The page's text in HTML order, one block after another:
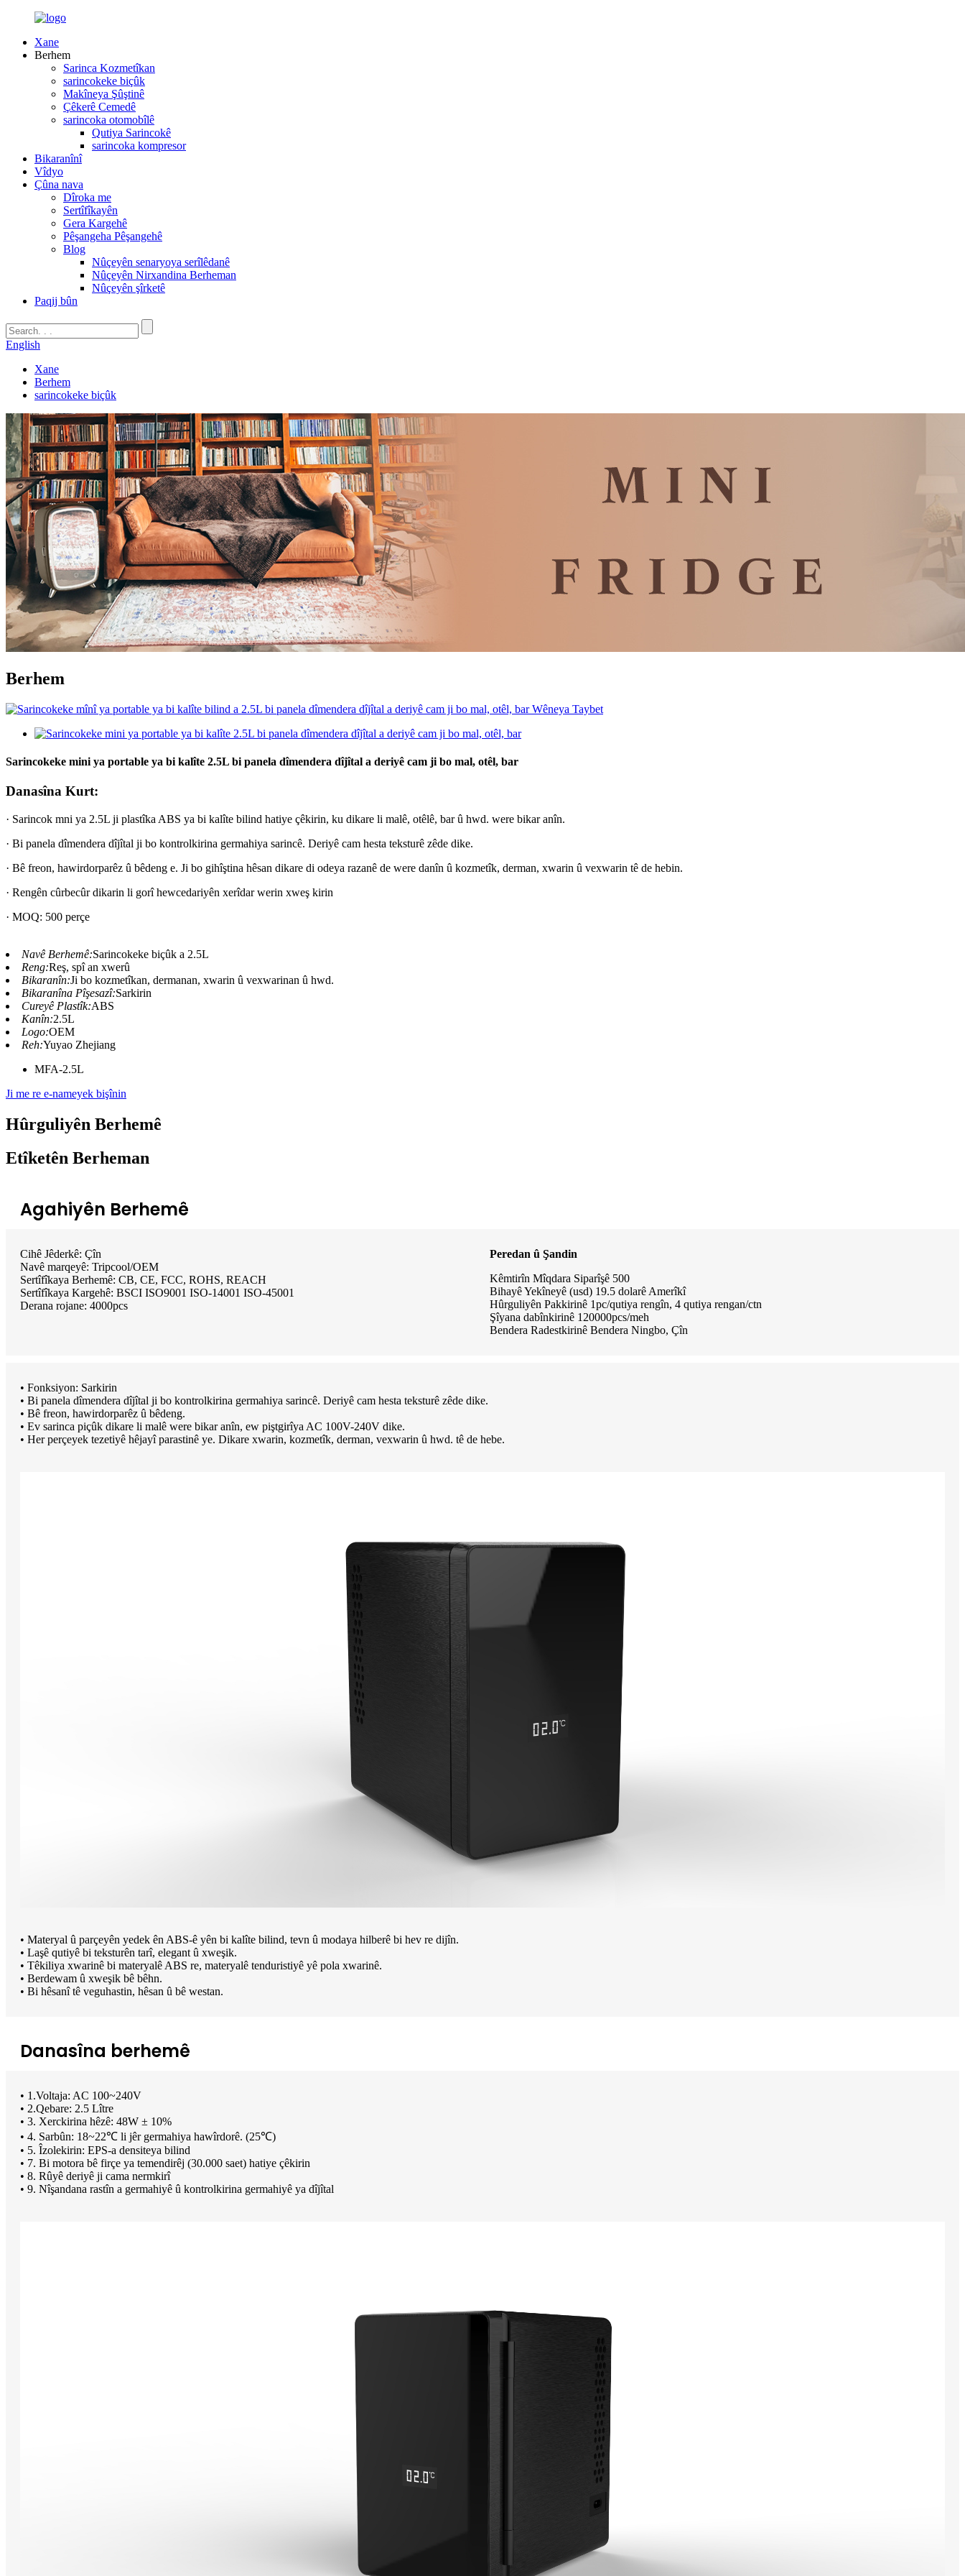
Xane
Berhem
Sarinca Kozmetîkan
sarincokeke biçûk
Makîneya Şûştinê
Çêkerê Cemedê
sarincoka otomobîlê
Qutiya Sarincokê
sarincoka kompresor
Bikaranînî
Vîdyo
Çûna nava
Dîroka me
Sertîfîkayên
Gera Kargehê
Pêşangeha Pêşangehê
Blog
Nûçeyên senaryoya serîlêdanê
Nûçeyên Nirxandina Berheman
Nûçeyên şîrketê
Paqij bûn
English
Xane
Berhem
sarincokeke biçûk
Berhem
Sarincokeke mini ya portable ya bi kalîte 2.5L bi panela dîmendera dîjîtal a deriyê cam ji bo mal, otêl, bar
Danasîna Kurt:
· Sarincok mni ya 2.5L ji plastîka ABS ya bi kalîte bilind hatiye çêkirin, ku dikare li malê, otêlê, bar û hwd. were bikar anîn.
· Bi panela dîmendera dîjîtal ji bo kontrolkirina germahiya sarincê. Deriyê cam hesta teksturê zêde dike.
· Bê freon, hawirdorparêz û bêdeng e. Ji bo gihîştina hêsan dikare di odeya razanê de were danîn û kozmetîk, derman, xwarin û vexwarin tê de hebin.
· Rengên cûrbecûr dikarin li gorî hewcedariyên xerîdar werin xweş kirin
· MOQ: 500 perçe
Navê Berhemê:Sarincokeke biçûk a 2.5L
Reng:Reş, spî an xwerû
Bikaranîn:Ji bo kozmetîkan, dermanan, xwarin û vexwarinan û hwd.
Bikaranîna Pîşesazî:Sarkirin
Cureyê Plastîk:ABS
Kanîn:2.5L
Logo:OEM
Reh:Yuyao Zhejiang
MFA-2.5L
Ji me re e-nameyek bişînin
Hûrguliyên Berhemê
Etîketên Berheman
Agahiyên Berhemê
Cihê Jêderkê: Çîn
Navê marqeyê: Tripcool/OEM
Sertîfîkaya Berhemê: CB, CE, FCC, ROHS, REACH
Sertîfîkaya Kargehê: BSCI ISO9001 ISO-14001 ISO-45001
Derana rojane: 4000pcs
Peredan û Şandin
Kêmtirîn Mîqdara Siparîşê 500
Bihayê Yekîneyê (usd) 19.5 dolarê Amerîkî
Hûrguliyên Pakkirinê 1pc/qutiya rengîn, 4 qutiya rengan/ctn
Şîyana dabînkirinê 120000pcs/meh
Bendera Radestkirinê Bendera Ningbo, Çîn
• Fonksiyon: Sarkirin
• Bi panela dîmendera dîjîtal ji bo kontrolkirina germahiya sarincê. Deriyê cam hesta teksturê zêde dike.
• Bê freon, hawirdorparêz û bêdeng.
• Ev sarinca piçûk dikare li malê were bikar anîn, ew piştgirîya AC 100V-240V dike.
• Her perçeyek tezetiyê hêjayî parastinê ye. Dikare xwarin, kozmetîk, derman, vexwarin û hwd. tê de hebe.
• Materyal û parçeyên yedek ên ABS-ê yên bi kalîte bilind, tevn û modaya hilberê bi hev re dijîn.
• Laşê qutiyê bi teksturên tarî, elegant û xweşik.
• Têkiliya xwarinê bi materyalê ABS re, materyalê tenduristiyê yê pola xwarinê.
• Berdewam û xweşik bê bêhn.
• Bi hêsanî tê veguhastin, hêsan û bê westan.
Danasîna berhemê
• 1.Voltaja: AC 100~240V
• 2.Qebare: 2.5 Lître
• 3. Xerckirina hêzê: 48W ± 10%
• 4. Sarbûn: 18~22℃ li jêr germahiya hawîrdorê. (25℃)
• 5. Îzolekirin: EPS-a densiteya bilind
• 7. Bi motora bê firçe ya temendirêj (30.000 saet) hatiye çêkirin
• 8. Rûyê deriyê ji cama nermkirî
• 9. Nîşandana rastîn a germahiyê û kontrolkirina germahiyê ya dîjîtal